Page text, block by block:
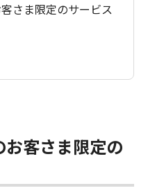
さま限定のサービス
客さま限定の